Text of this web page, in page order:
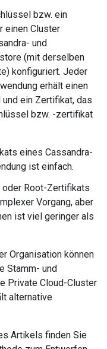
bzw. ein
einen Cluster
und
(mit derselben
konfiguriert. Jeder
erhält einen
ein Zertifikat, das
bzw. -zertifikat
eines Cassandra-
ist einfach.
Root-Zertifikats
Vorgang, aber
ist viel geringer als
Organisation können
Stamm- und
Private Cloud-Cluster
alternative
Artikels finden Sie